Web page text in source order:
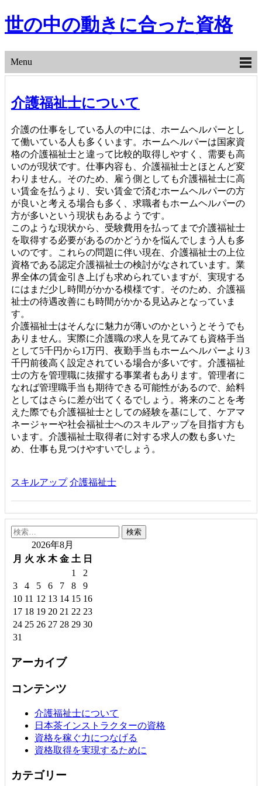
世の中の動きに合った資格
Menu
介護福祉士について
介護の仕事をしている人の中には、ホームヘルパーとし
て働いている人も多くいます。ホームヘルパーは国家資
格の介護福祉士と違って比較的取得しやすく、需要も高
いのが現状です。仕事内容も、介護福祉士とほとんど変
わりません。そのため、雇う側としても介護福祉士に高
い賃金を払うより、安い賃金で済むホームヘルパーの方
が良いと考える場合も多く、求職者もホームヘルパーの
方が多いという現状もあるようです。
このような現状から、受験費用を払ってまで介護福祉士
を取得する必要があるのかどうかを悩んでしまう人も多
いのです。これらの問題に伴い現在、介護福祉士の上位
資格である認定介護福祉士の検討がなされています。業
界全体の賃金引き上げも求められていますが、実現する
にはまだ少し時間がかかる模様です。そのため、介護福
祉士の待遇改善にも時間がかかる見込みとなっていま
す。
介護福祉士はそんなに魅力が薄いのかというとそうでも
ありません。実際に介護職の求人を見てみても資格手当
として5千円から1万円、夜勤手当もホームヘルパーより3
千円前後高く設定されている場合が多いです。介護福祉
士の方を管理職に抜擢する事業者もあります。管理者に
なれば管理職手当も期待できる可能性があるので、給料
としてはさらに差が出てくるでしょう。将来のことを考
えた際でも介護福祉士としての経験を基にして、ケアマ
ネージャーや社会福祉士へのスキルアップを目指す方も
います。介護福祉士取得者に対する求人の数も多いた
め、仕事も見つけやすいでしょう。
スキルアップ 介護福祉士
検
2026年8月
月 火 水 木 金 土 日
1
2
3
4 5 6 7 8
9
10 11 12 13 14 15 16
17 18 19 20 21 22 23
24 25 26 27 28 29 30
31
アーカイブ
コンテンツ
介護福祉士について
日本茶インストラクターの資格
資格を稼ぐ力につなげる
資格取得を実現するために
カテゴリー